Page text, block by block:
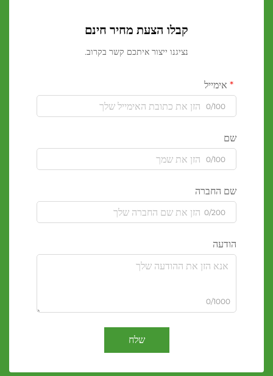
קבלו הצעת מחיר חינם
נציגנו ייצור איתכם קשר בקרוב.
אימייל
0/100
שם
0/100
שם החברה
0/200
הודעה
0/1000
שלח